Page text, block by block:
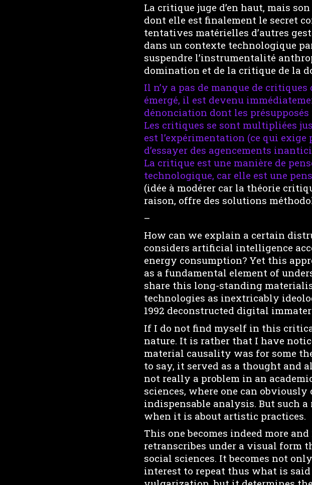
La critique juge d’en haut, mais
dont elle est finalement le secret
tentatives matérielles d’autres
dans un contexte technologique
suspendre l’instrumentalité
domination et de la critique de la
Il n’y a pas de manque de
émergé, il est devenu
dénonciation dont les
Les critiques se sont multipliées
est l’expérimentation (ce qui
d’essayer des agencements
La critique est une manière de
technologique, car elle est une
(idée à modérer car la théorie
raison, offre des solutions
–
How can we explain a certain
considers artificial intelligence
energy consumption? Yet this
as a fundamental element of
share this long-standing
technologies as inextricably
1992 deconstructed digital
If I do not find myself in this
nature. It is rather that I have
material causality was for some
to say, it served as a thought and
not really a problem in an
sciences, where one can
indispensable analysis. But such
when it is about artistic practices.
This one becomes indeed more
retranscribes under a visual form
social sciences. It becomes not
interest to repeat thus what is